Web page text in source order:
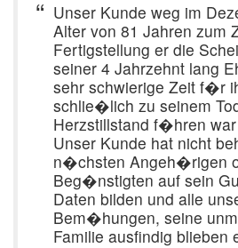
Unser Kunde weg im
Alter von 81 Jahren zum
Fertigstellung er die
seiner 4 Jahrzehnt lang
sehr schwierige Zeit f�r
schlie�lich zu seinem
Herzstillstand f�hren
Unser Kunde hat nicht
n�chsten Angeh�rigen
Beg�nstigten auf sein
Daten bilden und alle
Bem�hungen, seine
Familie ausfindig blieben